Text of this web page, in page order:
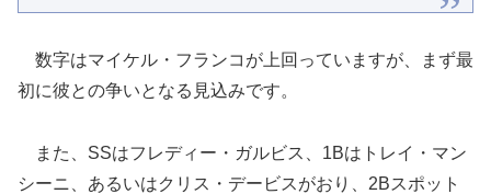
数字はマイケル・フランコが上回っていますが、まず最
初に彼との争いとなる見込みです。
また、SSはフレディー・ガルビス、1Bはトレイ・マン
シーニ、あるいはクリス・デービスがおり、2Bスポット